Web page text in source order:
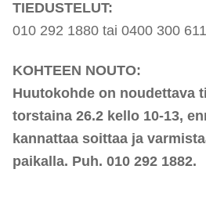
TIEDUSTELUT:
010 292 1880 tai 0400 300
KOHTEEN NOUTO:
Huutokohde on noudettava
torstaina 26.2 kello 10-13,
kannattaa soittaa ja
paikalla. Puh. 010 292 1882.